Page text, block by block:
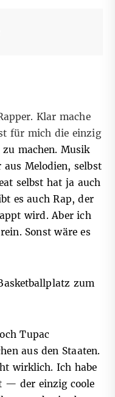
Klar mache
für mich die einzig
machen. Musik
Melodien, selbst
selbst hat ja auch
es auch Rap, der
wird. Aber ich
Sonst wäre es
zum
Tupac
aus den Staaten.
wirklich. Ich habe
— der einzig coole